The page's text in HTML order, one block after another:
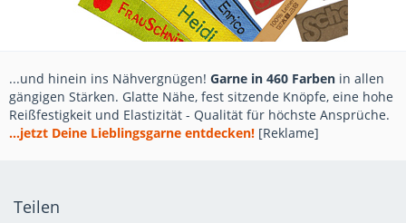
...und hinein ins Nähvergnügen! Garne in 460 Farben in allen
gängigen Stärken. Glatte Nähe, fest sitzende Knöpfe, eine hohe
Reißfestigkeit und Elastizität - Qualität für höchste Ansprüche.
...jetzt Deine Lieblingsgarne entdecken! [Reklame]
Teilen